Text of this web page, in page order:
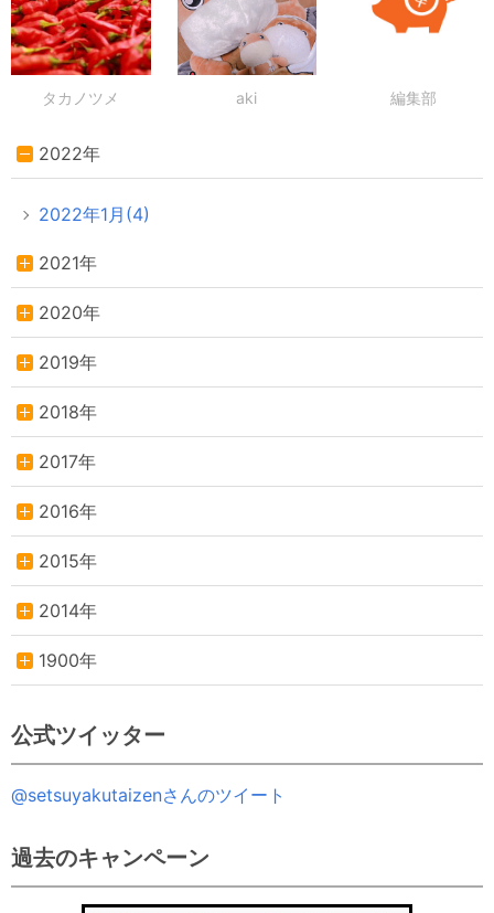
タカノツメ aki 編集部
2022年
2022年1月(4)
2021年
2020年
2019年
2018年
2017年
2016年
2015年
2014年
1900年
公式ツイッター
@setsuyakutaizenさんのツイート
過去のキャンペーン